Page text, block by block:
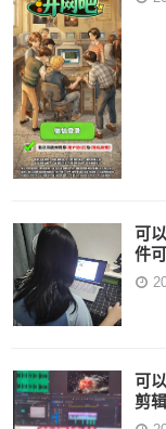
可
件
可
剪